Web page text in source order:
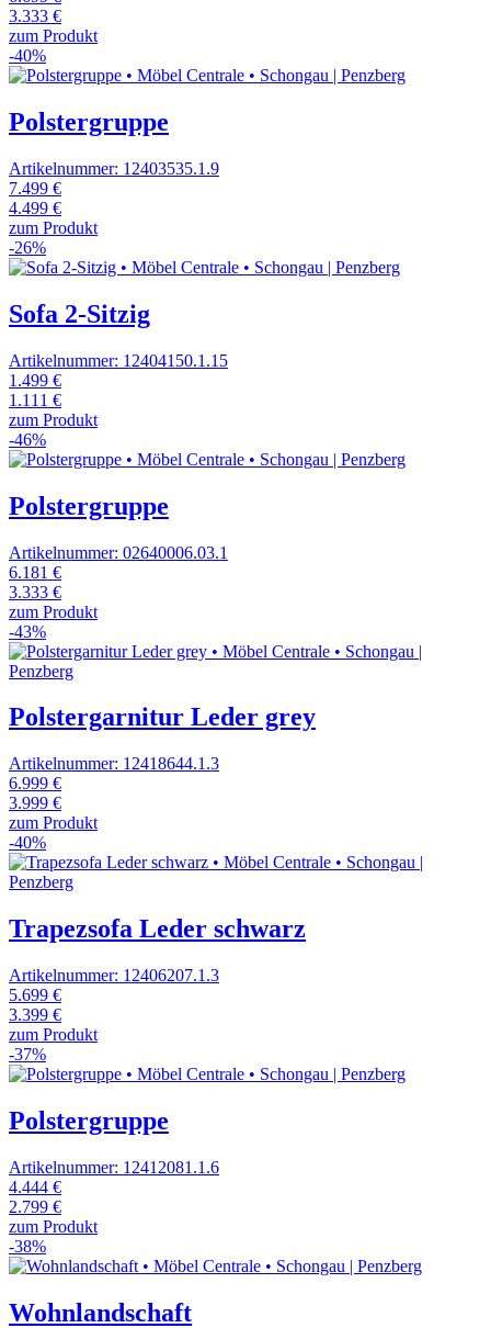
3.333 €
zum Produkt
-40%
Polstergruppe
Artikelnummer: 12403535.1.9
7.499 €
4.499 €
zum Produkt
-26%
Sofa 2-Sitzig
Artikelnummer: 12404150.1.15
1.499 €
1.111 €
zum Produkt
-46%
Polstergruppe
Artikelnummer: 02640006.03.1
6.181 €
3.333 €
zum Produkt
-43%
Polstergarnitur Leder grey
Artikelnummer: 12418644.1.3
6.999 €
3.999 €
zum Produkt
-40%
Trapezsofa Leder schwarz
Artikelnummer: 12406207.1.3
5.699 €
3.399 €
zum Produkt
-37%
Polstergruppe
Artikelnummer: 12412081.1.6
4.444 €
2.799 €
zum Produkt
-38%
Wohnlandschaft